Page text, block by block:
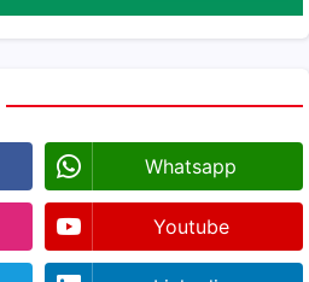
Whatsapp
Youtube